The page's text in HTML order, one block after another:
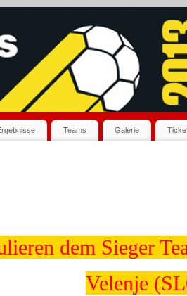
Teams Galerie
dem Sieger
Velenje